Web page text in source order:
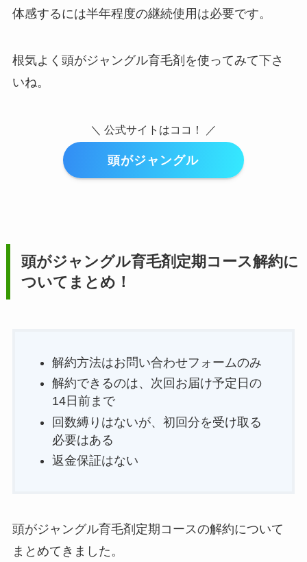
体感するには半年程度の継続使用は必要です。
根気よく頭がジャングル育毛剤を使ってみて下さ
いね。
＼ 公式サイトはココ！ ／
頭がジャングル
頭がジャングル育毛剤 定期コース解約に
ついてまとめ！
解約方法はお問い合わせフォームのみ
解約できるのは、次回お届け予定日の
14日前まで
回数縛りはないが、初回分を受け取る
必要はある
返金保証はない
頭がジャングル育毛剤定期コースの解約について
まとめてきました。